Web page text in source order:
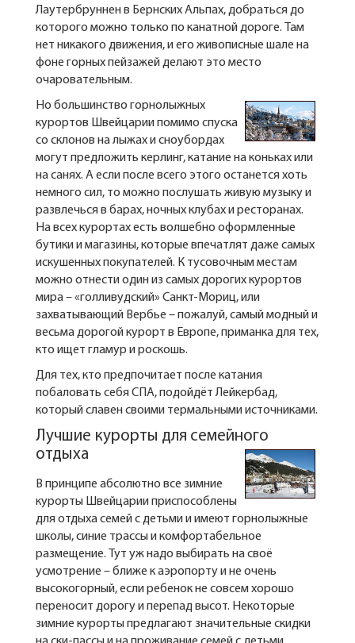
Лаутербруннен в Бернских Альпах, добраться до
которого можно только по канатной дороге. Там
нет никакого движения, и его живописные шале на
фоне горных пейзажей делают это место
очаровательным.
Но большинство горнолыжных
курортов Швейцарии помимо спуска
со склонов на лыжах и сноубордах
могут предложить керлинг, катание на коньках или
на санях. А если после всего этого останется хоть
немного сил, то можно послушать живую музыку и
развлечься в барах, ночных клубах и ресторанах.
На всех курортах есть волшебно оформленные
бутики и магазины, которые впечатлят даже самых
искушенных покупателей. К тусовочным местам
можно отнести один из самых дорогих курортов
мира – «голливудский» Санкт-Мориц, или
захватывающий Вербье – пожалуй, самый модный и
весьма дорогой курорт в Европе, приманка для тех,
кто ищет гламур и роскошь.
Для тех, кто предпочитает после катания
побаловать себя СПА, подойдёт Лейкербад,
который славен своими термальными источниками.
Лучшие курорты для семейного
отдыха
В принципе абсолютно все зимние
курорты Швейцарии приспособлены
для отдыха семей с детьми и имеют горнолыжные
школы, синие трассы и комфортабельное
размещение. Тут уж надо выбирать на своё
усмотрение – ближе к аэропорту и не очень
высокогорный, если ребенок не совсем хорошо
переносит дорогу и перепад высот. Некоторые
зимние курорты предлагают значительные скидки